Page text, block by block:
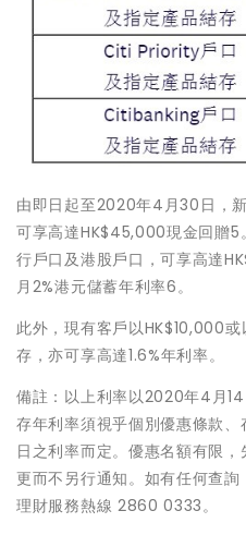
由即日起至2020年4月30 日 ，
可享高達HK$45,000現金回贈
行戶口及港股戶口，可享高達
月2%港元儲蓄年利率6。
此外，現有客戶以HK$10,000
存，亦可享高達1.6%年利率。
備註：以上利率以2020年4月
存年利率須視乎個別優惠條款
日之利率而定。優惠名額有限
更而不另行通知。如有任何查
理財服務熱線 2860 0333。